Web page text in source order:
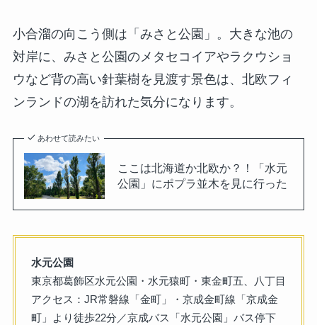
小合溜の向こう側は「みさと公園」。大きな池の
対岸に、みさと公園のメタセコイアやラクウショ
ウなど背の高い針葉樹を見渡す景色は、北欧フィ
ンランドの湖を訪れた気分になります。
あわせて読みたい
ここは北海道か北欧か？！「水元
公園」にポプラ並木を見に行った
水元公園
東京都葛飾区水元公園・水元猿町・東金町五、八丁目
アクセス：JR常磐線「金町」・京成金町線「京成金
町」より徒歩22分／京成バス「水元公園」バス停下